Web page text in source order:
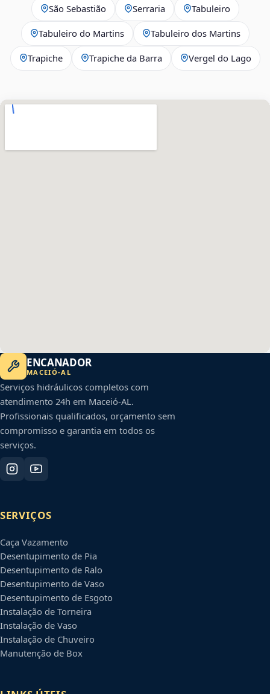
São Sebastião Serraria Tabuleiro
Tabuleiro do Martins Tabuleiro dos Martins
Trapiche Trapiche da Barra Vergel do Lago
ENCANADOR
MACEIÓ-AL
Serviços hidráulicos completos com
atendimento 24h em Maceió-AL.
Profissionais qualificados, orçamento sem
compromisso e garantia em todos os
serviços.
SERVIÇOS
Caça Vazamento
Desentupimento de Pia
Desentupimento de Ralo
Desentupimento de Vaso
Desentupimento de Esgoto
Instalação de Torneira
Instalação de Vaso
Instalação de Chuveiro
Manutenção de Box